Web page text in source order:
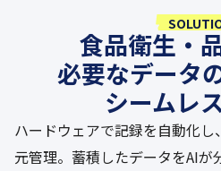
食品衛生・
必要なデータ
シームレ
ハードウェアで記録を自動化
元管理。蓄積したデータをAI